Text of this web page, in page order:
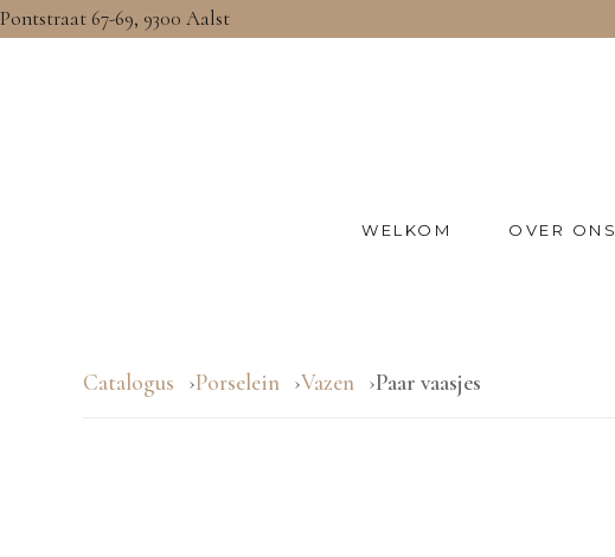
Pontstraat 67-69, 9300 Aalst
WELKOM OVER ONS
Catalogus Porselein Vazen Paar vaasjes